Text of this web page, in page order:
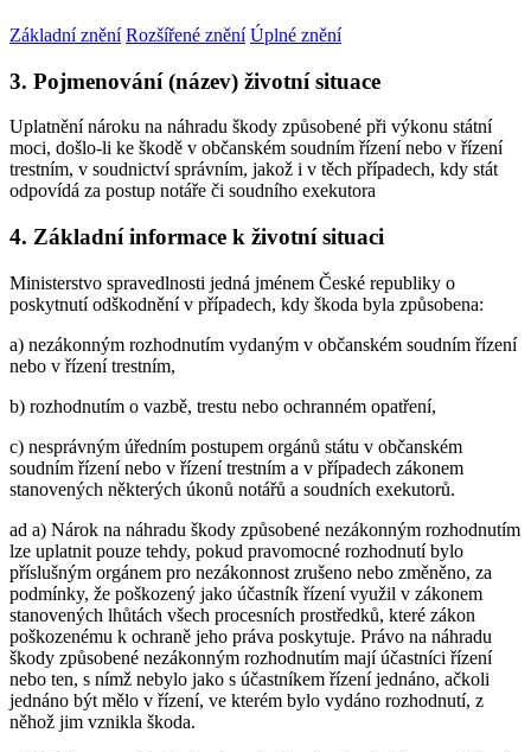
Základní znění Rozšířené znění Úplné znění
3. Pojmenování (název) životní situace
Uplatnění nároku na náhradu škody způsobené při výkonu státní
moci, došlo-li ke škodě v občanském soudním řízení nebo v řízení
trestním, v soudnictví správním, jakož i v těch případech, kdy stát
odpovídá za postup notáře či soudního exekutora
4. Základní informace k životní situaci
Ministerstvo spravedlnosti jedná jménem České republiky o
poskytnutí odškodnění v případech, kdy škoda byla způsobena:
a) nezákonným rozhodnutím vydaným v občanském soudním řízení
nebo v řízení trestním,
b) rozhodnutím o vazbě, trestu nebo ochranném opatření,
c) nesprávným úředním postupem orgánů státu v občanském
soudním řízení nebo v řízení trestním a v případech zákonem
stanovených některých úkonů notářů a soudních exekutorů.
ad a) Nárok na náhradu škody způsobené nezákonným rozhodnutím
lze uplatnit pouze tehdy, pokud pravomocné rozhodnutí bylo
příslušným orgánem pro nezákonnost zrušeno nebo změněno, za
podmínky, že poškozený jako účastník řízení využil v zákonem
stanovených lhůtách všech procesních prostředků, které zákon
poškozenému k ochraně jeho práva poskytuje. Právo na náhradu
škody způsobené nezákonným rozhodnutím mají účastníci řízení
nebo ten, s nímž nebylo jako s účastníkem řízení jednáno, ačkoli
jednáno být mělo v řízení, ve kterém bylo vydáno rozhodnutí, z
něhož jim vznikla škoda.